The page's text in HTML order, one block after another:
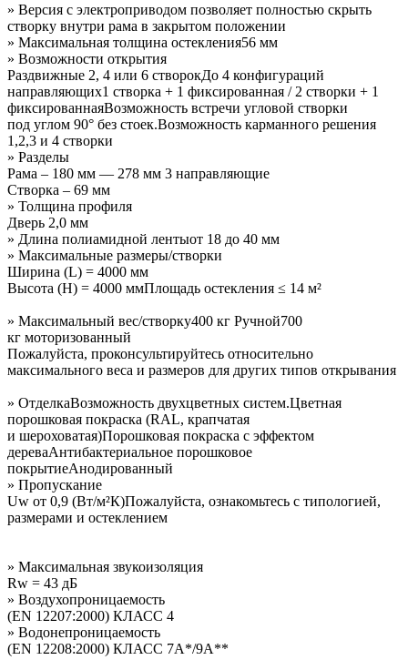
» Версия с электроприводом позволяет полностью скрыть
створку внутри рама в закрытом положении
» Максимальная толщина остекления56 мм
» Возможности открытия
Раздвижные 2, 4 или 6 створокДо 4 конфигураций
направляющих1 створка + 1 фиксированная / 2 створки + 1
фиксированнаяВозможность встречи угловой створки
под углом 90° без стоек.Возможность карманного решения
1,2,3 и 4 створки
» Разделы
Рама – 180 мм — 278 мм 3 направляющие
Створка – 69 мм
» Толщина профиля
Дверь 2,0 мм
» Длина полиамидной лентыот 18 до 40 мм
» Максимальные размеры/створки
Ширина (L) = 4000 мм
Высота (H) = 4000 ммПлощадь остекления ≤ 14 м²
» Максимальный вес/створку400 кг Ручной700
кг моторизованный
Пожалуйста, проконсультируйтесь относительно
максимального веса и размеров для других типов открывания
» ОтделкаВозможность двухцветных систем.Цветная
порошковая покраска (RAL, крапчатая
и шероховатая)Порошковая покраска с эффектом
дереваАнтибактериальное порошковое
покрытиеАнодированный
» Пропускание
Uw от 0,9 (Вт/м²К)Пожалуйста, ознакомьтесь с типологией,
размерами и остеклением
» Максимальная звукоизоляция
Rw = 43 дБ
» Воздухопроницаемость
(EN 12207:2000) КЛАСС 4
» Водонепроницаемость
(EN 12208:2000) КЛАСС 7A*/9A**